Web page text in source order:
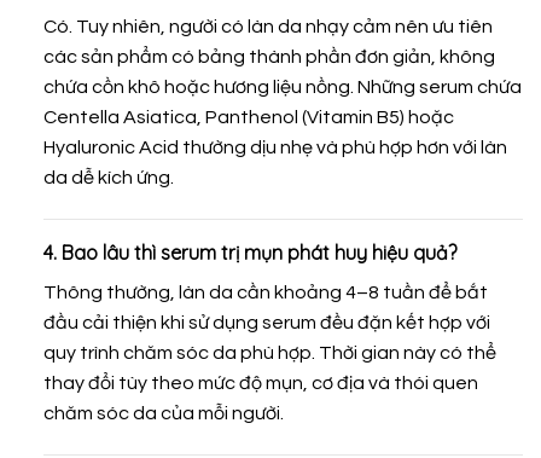
Có. Tuy nhiên, người có làn da nhạy cảm nên ưu tiên
các sản phẩm có bảng thành phần đơn giản, không
chứa cồn khô hoặc hương liệu nồng. Những serum chứa
Centella Asiatica, Panthenol (Vitamin B5) hoặc
Hyaluronic Acid thường dịu nhẹ và phù hợp hơn với làn
da dễ kích ứng.
4. Bao lâu thì serum trị mụn phát huy hiệu quả?
Thông thường, làn da cần khoảng 4–8 tuần để bắt
đầu cải thiện khi sử dụng serum đều đặn kết hợp với
quy trình chăm sóc da phù hợp. Thời gian này có thể
thay đổi tùy theo mức độ mụn, cơ địa và thói quen
chăm sóc da của mỗi người.